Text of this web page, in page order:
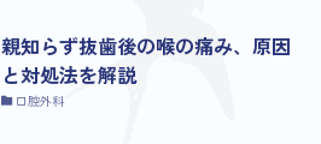
親知らず抜歯後の喉の痛み、原因
と対処法を解説
口腔外科